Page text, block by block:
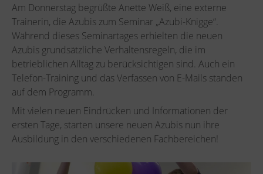
Am Donnerstag begrüßte Anette Weiß, eine externe
Trainerin, die Azubis zum Seminar „Azubi-Knigge“.
Während dieses Seminartages erhielten die neuen
Azubis grundsätzliche Verhaltensregeln, die im
betrieblichen Alltag zu berücksichtigen sind. Auch ein
Telefon-Training und das Verfassen von E-Mails standen
auf dem Programm.
Mit vielen neuen Eindrücken und Informationen der
ersten Tage, starten unsere neuen Azubis nun ihre
Ausbildung in den verschiedenen Fachbereichen!